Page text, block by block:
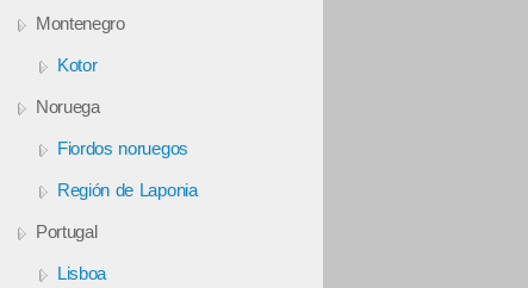
Montenegro
Kotor
Noruega
Fiordos noruegos
Región de Laponia
Portugal
Lisboa